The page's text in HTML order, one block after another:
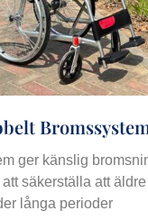
ger känslig
säkerställa att
långa perioder